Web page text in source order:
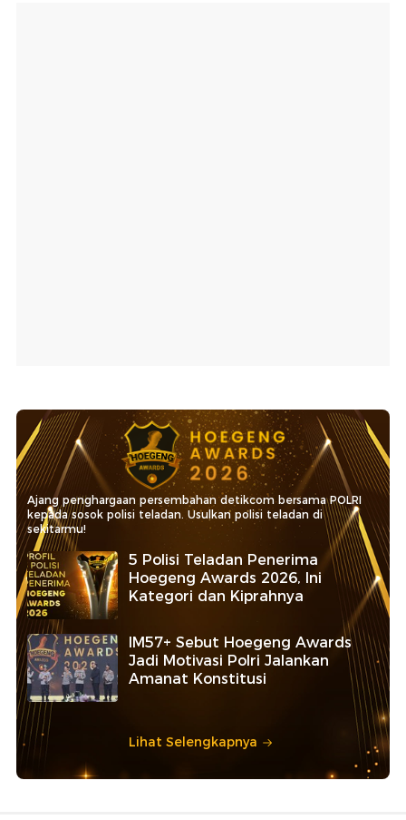
Ajang penghargaan persembahan detikcom bersama POLRI
kepada sosok polisi teladan. Usulkan polisi teladan di
sekitarmu!
5 Polisi Teladan Penerima
Hoegeng Awards 2026, Ini
Kategori dan Kiprahnya
IM57+ Sebut Hoegeng Awards
Jadi Motivasi Polri Jalankan
Amanat Konstitusi
Lihat Selengkapnya